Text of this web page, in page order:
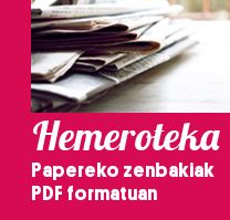
Hemeroteka
Papereko zenbakiak
PDF formatuan